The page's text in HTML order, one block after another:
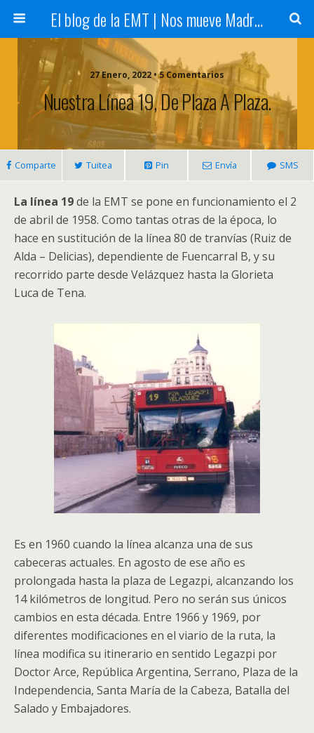
El blog de la EMT | Nos mueve Madrid
27 Enero, 2022 • 5 Comentarios
Nuestra Línea 19, De Plaza A Plaza.
Comparte Tuitea Pin Envía SMS
La línea 19de la EMT se pone en funcionamiento el 2
de abril de 1958. Como tantas otras de la época, lo
hace en sustitución de la línea 80 de tranvías (Ruiz de
Alda – Delicias), dependiente de Fuencarral B, y su
recorrido parte desde Velázquez hasta la Glorieta
Luca de Tena.
Es en 1960 cuando la línea alcanza una de sus
cabeceras actuales. En agosto de ese año es
prolongada hasta la plaza de Legazpi, alcanzando los
14 kilómetros de longitud. Pero no serán sus únicos
cambios en esta década. Entre 1966 y 1969, por
diferentes modificaciones en el viario de la ruta, la
línea modifica su itinerario en sentido Legazpi por
Doctor Arce, República Argentina, Serrano, Plaza de la
Independencia, Santa María de la Cabeza, Batalla del
Salado y Embajadores.